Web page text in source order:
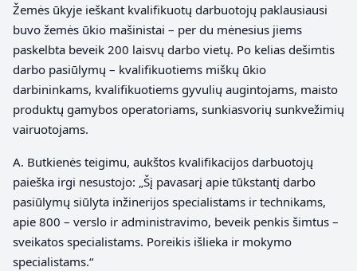
Žemės ūkyje ieškant kvalifikuotų darbuotojų paklausiausi
buvo žemės ūkio mašinistai – per du mėnesius jiems
paskelbta beveik 200 laisvų darbo vietų. Po kelias dešimtis
darbo pasiūlymų – kvalifikuotiems miškų ūkio
darbininkams, kvalifikuotiems gyvulių augintojams, maisto
produktų gamybos operatoriams, sunkiasvorių sunkvežimių
vairuotojams.
A. Butkienės teigimu, aukštos kvalifikacijos darbuotojų
paieška irgi nesustojo: „Šį pavasarį apie tūkstantį darbo
pasiūlymų siūlyta inžinerijos specialistams ir technikams,
apie 800 – verslo ir administravimo, beveik penkis šimtus –
sveikatos specialistams. Poreikis išlieka ir mokymo
specialistams.“